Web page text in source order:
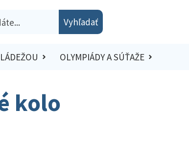
Vyhľadať
OLYMPIÁDY A SÚŤAŽE
kolo